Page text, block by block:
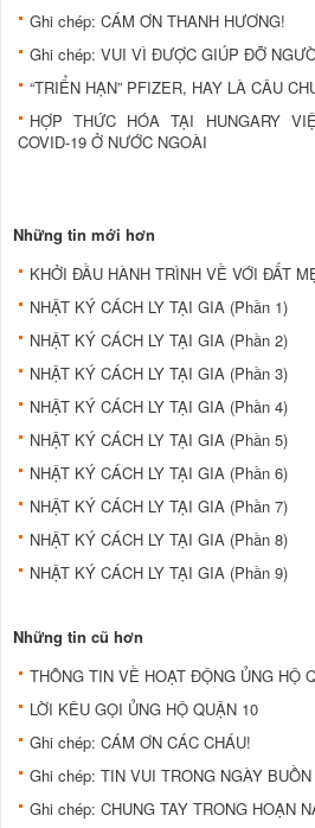
Ghi chép: CÁM ƠN THANH HƯƠNG!
Ghi chép: VUI VÌ ĐƯỢC GIÚP ĐỠ
“TRIỂN HẠN” PFIZER, HAY LÀ CÂU
HỢP THỨC HÓA TẠI HUNGARY
COVID-19 Ở NƯỚC NGOÀI
Những tin mới hơn
KHỞI ĐẦU HÀNH TRÌNH VỀ VỚI ĐẤT
NHẬT KÝ CÁCH LY TẠI GIA (Phần 1)
NHẬT KÝ CÁCH LY TẠI GIA (Phần 2)
NHẬT KÝ CÁCH LY TẠI GIA (Phần 3)
NHẬT KÝ CÁCH LY TẠI GIA (Phần 4)
NHẬT KÝ CÁCH LY TẠI GIA (Phần 5)
NHẬT KÝ CÁCH LY TẠI GIA (Phần 6)
NHẬT KÝ CÁCH LY TẠI GIA (Phần 7)
NHẬT KÝ CÁCH LY TẠI GIA (Phần 8)
NHẬT KÝ CÁCH LY TẠI GIA (Phần 9)
Những tin cũ hơn
THÔNG TIN VỀ HOẠT ĐỘNG ỦNG HỘ
LỜI KÊU GỌI ỦNG HỘ QUẬN 10
Ghi chép: CÁM ƠN CÁC CHÁU!
Ghi chép: TIN VUI TRONG NGÀY BUỒN
Ghi chép: CHUNG TAY TRONG HOẠN